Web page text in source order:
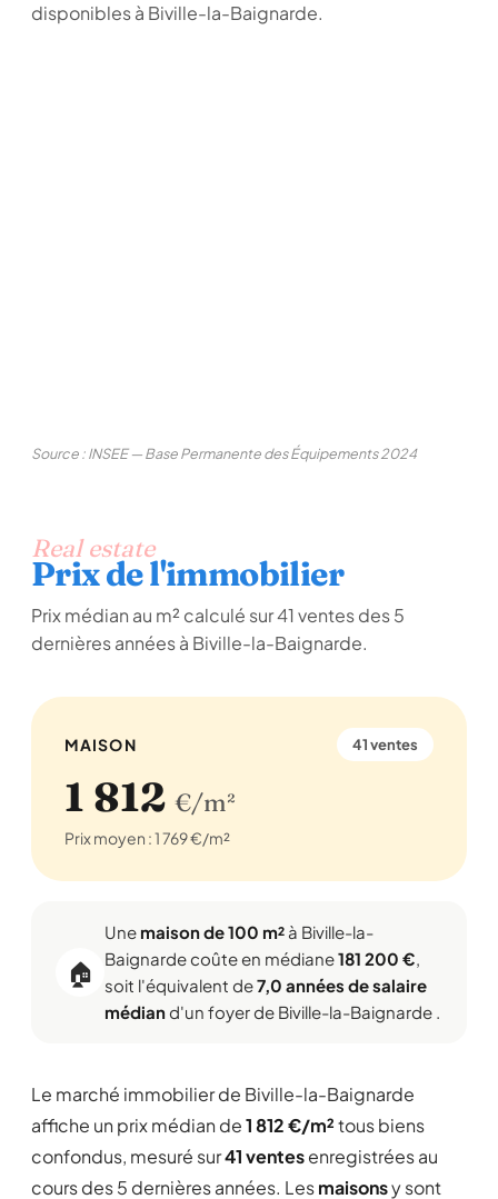
disponibles à Biville-la-Baignarde.
Source : INSEE — Base Permanente des Équipements 2024
Real estate
Prix de l'immobilier
Prix médian au m² calculé sur 41 ventes des 5
dernières années à Biville-la-Baignarde.
MAISON 41 ventes
1 812 €/m²
Prix moyen : 1 769 €/m²
🏠
Une maison de 100 m² à Biville-la-
Baignarde coûte en médiane181 200 €,
soit l'équivalent de7,0 années de salaire
médiand'un foyer de Biville-la-Baignarde .
Le marché immobilier de Biville-la-Baignarde
affiche un prix médian de1 812 €/m²tous biens
confondus, mesuré sur41 ventesenregistrées au
cours des 5 dernières années. Lesmaisonsy sont